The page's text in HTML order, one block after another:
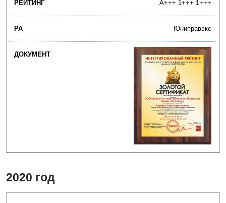
A+++ 1+++ 1+++
Юниправэкс
2020 год